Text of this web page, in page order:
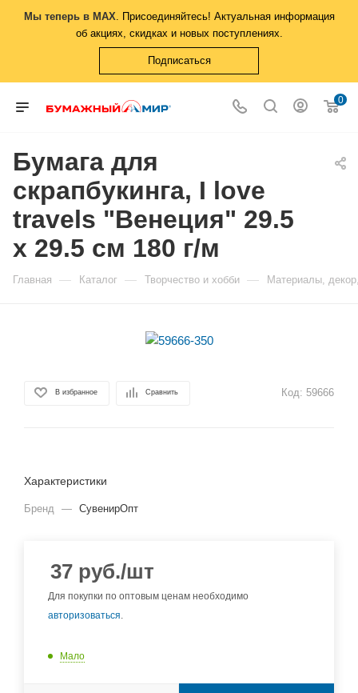
Мы теперь в MAX. Присоединяйтесь! Актуальная информация
об акциях, скидках и новых поступлениях.
Подписаться
0
Бумага для
скрапбукинга, I love
travels "Венеция" 29.5
х 29.5 см 180 г/м
Главная — Каталог — Творчество и хобби — Материалы,
В избранное Сравнить Код: 59666
Характеристики
Бренд — СувенирОпт
37 руб./шт
Для покупки по оптовым ценам необходимо
авторизоваться.
Мало